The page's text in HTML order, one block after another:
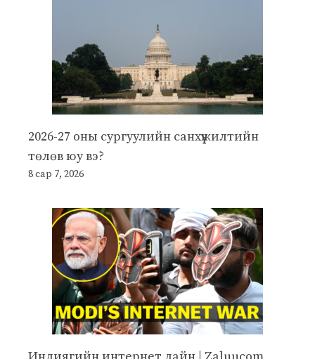
2026-27 оны сургуулийн санхүүжилтийн
төлөв юу вэ?
8 сар 7, 2026